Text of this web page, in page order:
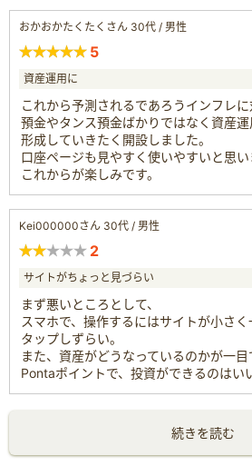
おかおかたくたくさん 30代 / 男性
5
資産運用に
これから予測されるであろうインフレ
預金やタンス預金ばかりではなく資産
形成していきたく開設しました。
口座ページも見やすく使いやすいと思い
これからが楽しみです。
Kei000000さん 30代 / 男性
2
サイトがちょっと見づらい
まず悪いところとして、
スマホで、操作するにはサイトが小さく
タップしずらい。
また、資産がどうなっているのかが一目
Pontaポイントで、投資ができるのはい
続きを読む